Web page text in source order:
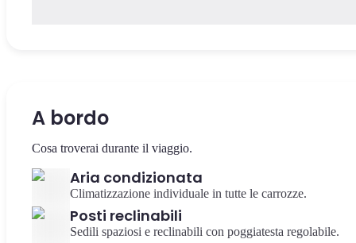
A bordo
Cosa troverai durante il viaggio.
Aria condizionata
Climatizzazione individuale in tutte le carrozze.
Posti reclinabili
Sedili spaziosi e reclinabili con poggiatesta regolabile.